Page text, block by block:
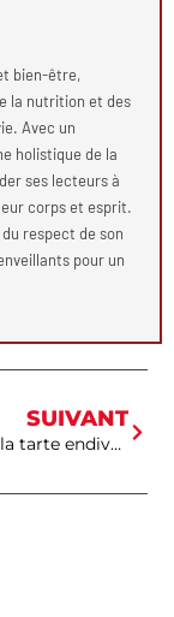
bien-être,
la nutrition et des
Avec un
holistique de la
ses lecteurs à
corps et esprit.
respect de son
pour un
SUIVANT
Découvrez la tarte endives-chèvre : un allié santé à croquer sans modération !